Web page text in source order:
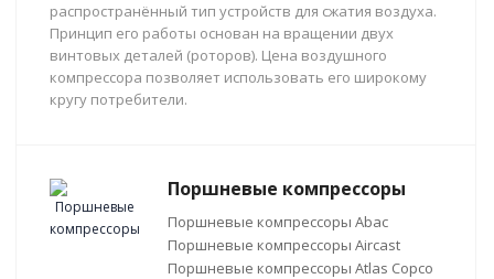
распространённый тип устройств для сжатия воздуха.
Принцип его работы основан на вращении двух
винтовых деталей (роторов). Цена воздушного
компрессора позволяет использовать его широкому
кругу потребители.
Поршневые компрессоры
Поршневые компрессоры Abac
Поршневые компрессоры Aircast
Поршневые компрессоры Atlas Copco